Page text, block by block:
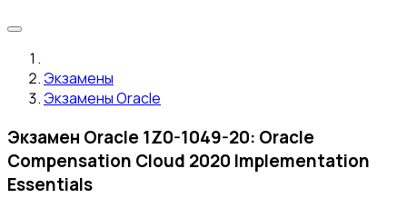
Экзамены
Экзамены Oracle
Экзамен Oracle 1Z0-1049-20: Oracle
Compensation Cloud 2020 Implementation
Essentials